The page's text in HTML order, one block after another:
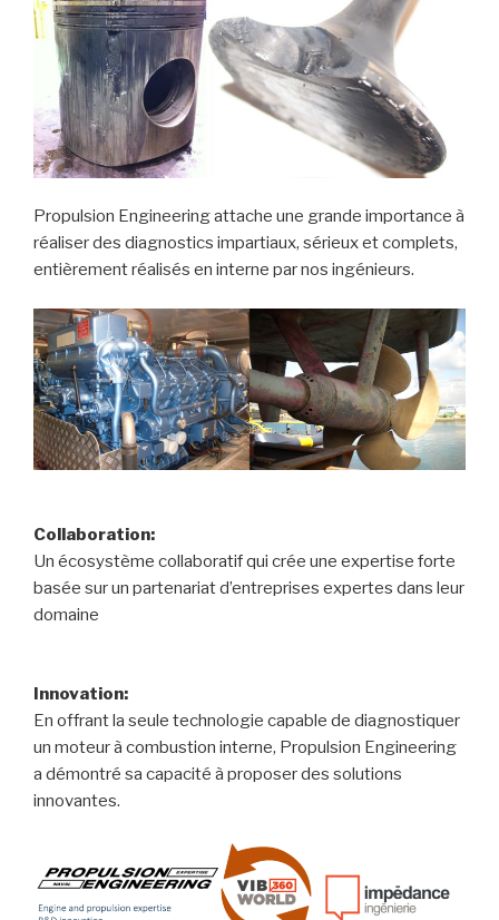
Propulsion Engineering attache une grande importance à
réaliser des diagnostics impartiaux, sérieux et complets,
entièrement réalisés en interne par nos ingénieurs.
Collaboration:
Un écosystème collaboratif qui crée une expertise forte
basée sur un partenariat d’entreprises expertes dans leur
domaine
Innovation:
En offrant la seule technologie capable de diagnostiquer
un moteur à combustion interne, Propulsion Engineering
a démontré sa capacité à proposer des solutions
innovantes.